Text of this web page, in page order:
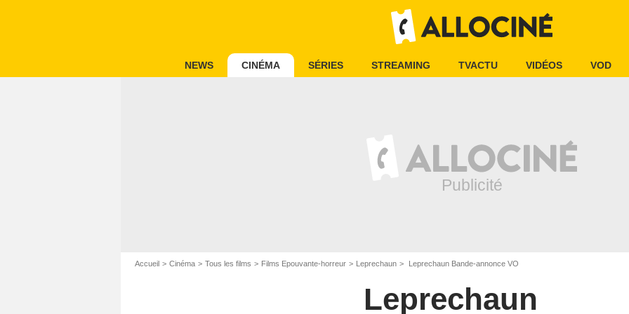
NEWS CINÉMA SÉRIES STREAMING TVACTU VIDÉOS VOD
Accueil Cinéma Tous les films Films Epouvante-horreur Leprechaun Leprechaun Bande-annonce VO
Leprechaun